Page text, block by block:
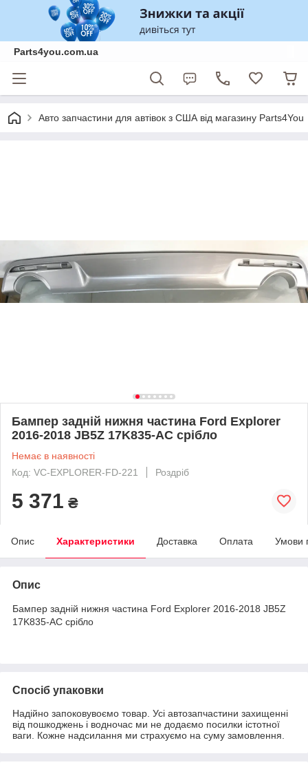
Parts4you.com.ua
Авто запчастини для автівок з США від магазину Parts4You
Бампер задній нижня частина Ford Explorer
2016-2018 JB5Z 17K835-AC срібло
Немає в наявності
Код: VC-EXPLORER-FD-221
Роздріб
5 371 ₴
Опис Характеристики Доставка Оплата Умови
Опис
Бампер задній нижня частина Ford Explorer 2016-2018 JB5Z
17K835-AC срібло
Спосіб упаковки
Надійно запоковувоємо товар. Усі автозапчастини захищенні
від пошкоджень і водночас ми не додаємо посилки істотної
ваги. Кожне надсилання ми страхуємо на суму замовлення.